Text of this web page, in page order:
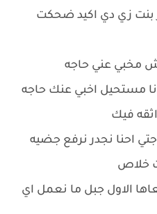
بنت زي دي اكيد ضحكت
مخبي عني حاجه
مستحيل اخبي عنك حاجه
فيك
احنا نجدر نرفع جضيه
خلاص
الاول جبل ما نعمل اي